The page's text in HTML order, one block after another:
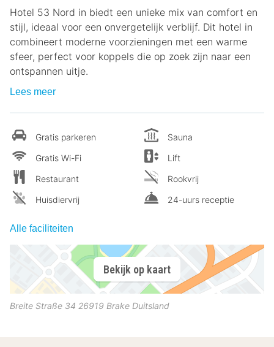
Hotel 53 Nord in biedt een unieke mix van comfort en
stijl, ideaal voor een onvergetelijk verblijf. Dit hotel in
combineert moderne voorzieningen met een warme
sfeer, perfect voor koppels die op zoek zijn naar een
ontspannen uitje.
Lees meer
Gratis parkeren
Gratis Wi-Fi
Restaurant
Huisdiervrij
Sauna
Lift
Rookvrij
24-uurs receptie
Alle faciliteiten
Bekijk op kaart
Breite Straße 34 26919 Brake Duitsland